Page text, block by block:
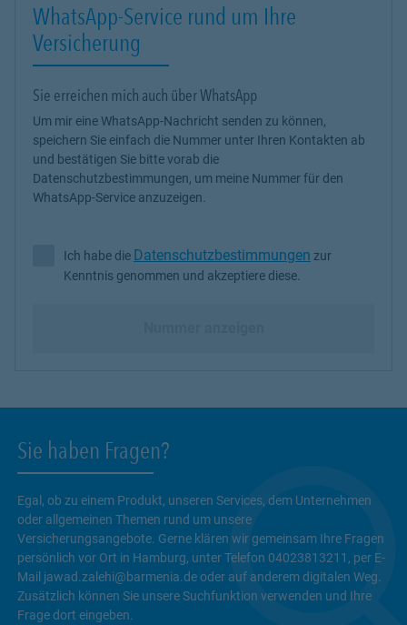
WhatsApp-Service rund um Ihre
Versicherung
Sie erreichen mich auch über WhatsApp
Um mir eine WhatsApp-Nachricht senden zu können,
speichern Sie einfach die Nummer unter Ihren Kontakten ab
und bestätigen Sie bitte vorab die
Datenschutzbestimmungen, um meine Nummer für den
WhatsApp-Service anzuzeigen.
Ich habe die Datenschutzbestimmungen zur Kenntnis
Ich habe die Datenschutzbestimmungen zur
Kenntnis genommen und akzeptiere diese.
Sie haben Fragen?
Egal, ob zu einem Produkt, unseren Services, dem Unternehmen
oder allgemeinen Themen rund um unsere
Versicherungsangebote. Gerne klären wir gemeinsam Ihre Fragen
persönlich vor Ort in Hamburg, unter Telefon 04023813211, per E-
Mail jawad.zalehi@barmenia.de oder auf anderem digitalen Weg.
Zusätzlich können Sie unsere Suchfunktion verwenden und Ihre
Frage dort eingeben.